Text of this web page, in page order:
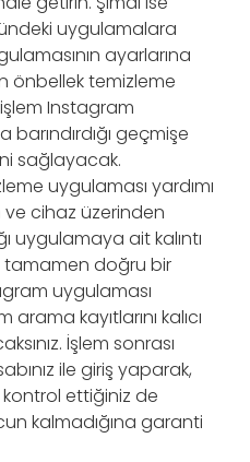
uygulamalara
ayarlarına
önbellek temizleme
Instagram
barındırdığı geçmişe
sağlayacak.
uygulaması yardımı
cihaz üzerinden
uygulamaya ait kalıntı
tamamen doğru bir
uygulaması
kayıtlarını kalıcı
İşlem sonrası
ile giriş yaparak,
ettiğiniz de
kalmadığına garanti